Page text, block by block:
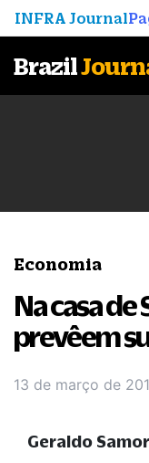
INFRA Journal
Brazil
Economia
Na casa
prevêem
13 de março de
Geraldo Samor